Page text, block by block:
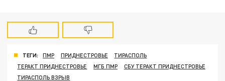
ТЕГИ: ПМР ПРИДНЕСТРОВЬЕ
ТИРАСПОЛЬ
ТЕРАКТ ПРИДНЕСТРОВЬЕ
МГБ ПМР
СБУ ТЕРАКТ ПРИДНЕСТРОВЬЕ
ТИРАСПОЛЬ ВЗРЫВ